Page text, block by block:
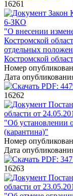
16261
Закон
6-ЗКО
"О внесении
Костромской
отдельных
Костромской
Номер
Дата
PDF:
16262
области от
"Об установлении
(карантина)"
Номер
Дата
PDF:
16263
области от